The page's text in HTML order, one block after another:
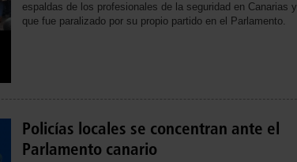
espaldas de los profesionales de la seguridad en Canarias y
que fue paralizado por su propio partido en el Parlamento.
Policías locales se concentran ante el
Parlamento canario